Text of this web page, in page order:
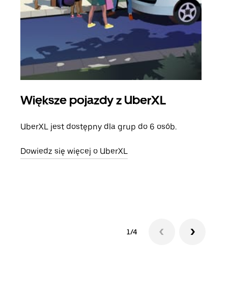
Większe pojazdy z UberXL
UberXL jest dostępny dla grup do 6 osób.
Dowiedz się więcej o UberXL
1/4